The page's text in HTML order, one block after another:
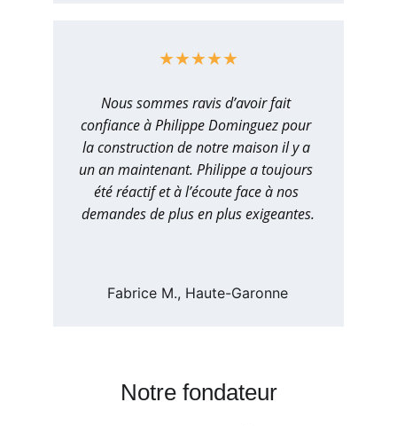
Nous sommes ravis d’avoir fait
confiance à Philippe Dominguez pour
la construction de notre maison il y a
un an maintenant. Philippe a toujours
été réactif et à l’écoute face à nos
demandes de plus en plus exigeantes.
Fabrice M., Haute-Garonne
★★★★★
Notre fondateur